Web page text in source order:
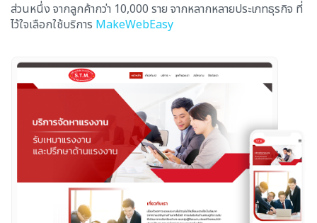
ส่วนหนึ่ง จากลูกค้ากว่า 10,000 ราย จากหลากหลายประเภทธุรกิจ ที่
ไว้ใจเลือกใช้บริการ MakeWebEasy